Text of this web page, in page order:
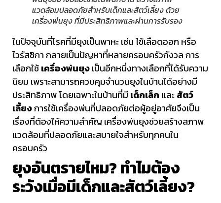
แวดล้อมปลอดภัยสำหรับเด็กและสัตว์เลี้ยง ด้วย
เครื่องพ่นยุง ที่มีประสิทธิภาพและผ่านการรับรอง
ในปัจจุบันที่โรคที่มียุงเป็นพาหะ เช่น ไข้เลือดออก หรือ
ไวรัสซิกา กลายเป็นปัญหาที่หลายครอบครัวกังวล การ
เลือกใช้เครื่องพ่นยุงเป็นอีกหนึ่งทางเลือกที่ได้รับความ
นิยม เพราะสามารถควบคุมจำนวนยุงในบ้านได้อย่างมี
ประสิทธิภาพ โดยเฉพาะในบ้านที่มี เด็กเล็ก และสัตว์
เลี้ยงการใช้เครื่องพ่นที่ปลอดภัยต่อผู้อยู่อาศัยจึงเป็น
เรื่องที่ต้องให้ความสำคัญ เครื่องพ่นยุงช่วยสร้างสภาพ
แวดล้อมที่ปลอดภัยและสบายใจสำหรับทุกคนใน
ครอบครัว
ยุงอันตรายไหม? ทำไมต้อง
ระวังเมื่อมีเด็กและสัตว์เลี้ยง?